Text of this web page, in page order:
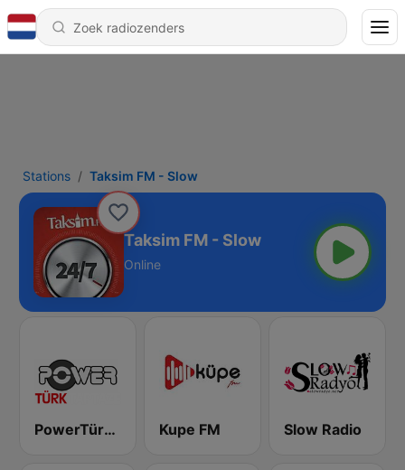
Stations Taksim FM - Slow
Taksim FM - Slow
Online
PowerTürk Taptaze Kupe FM Slow Radio